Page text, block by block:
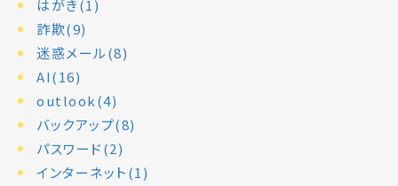
はがき(1)
詐欺(9)
迷惑メール(8)
AI(16)
outlook(4)
バックアップ(8)
パスワード(2)
インターネット(1)